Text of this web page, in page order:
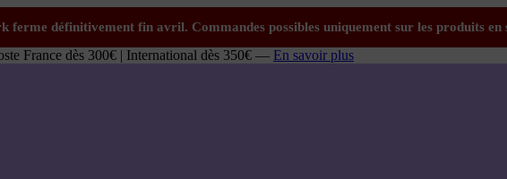
France dès 300€ | International dès 350€ — En savoir plus